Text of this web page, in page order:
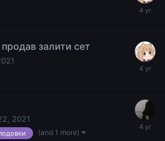
залити сет
2021
(and 1 more)